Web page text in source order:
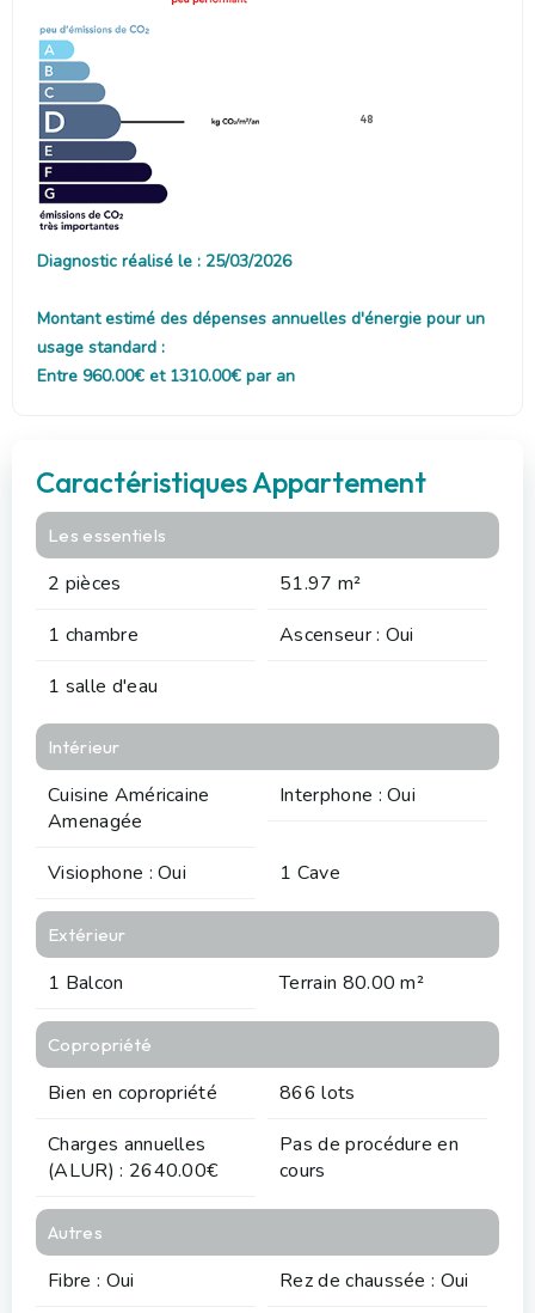
48
Diagnostic réalisé le : 25/03/2026
Montant estimé des dépenses annuelles d'énergie pour un
usage standard :
Entre 960.00€ et 1310.00€ par an
Caractéristiques Appartement
Les essentiels
2 pièces
51.97 m²
1 chambre
Ascenseur : Oui
1 salle d'eau
Intérieur
Cuisine Américaine
Amenagée
Interphone : Oui
Visiophone : Oui 1 Cave
Extérieur
1 Balcon Terrain 80.00 m²
Copropriété
Bien en copropriété
866 lots
Charges annuelles
(ALUR) : 2640.00€
Pas de procédure en
cours
Autres
Fibre : Oui
Rez de chaussée : Oui